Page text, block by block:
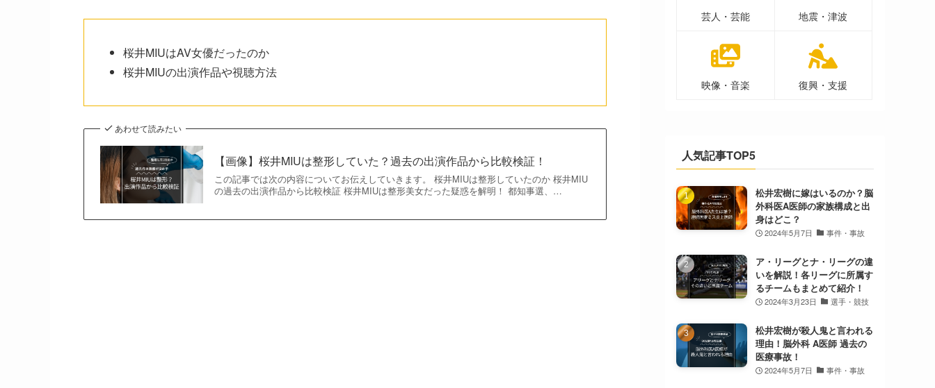
桜井MIUはAV女優だったのか
桜井MIUの出演作品や視聴方法
あわせて読みたい
【画像】桜井MIUは整形していた？過去の出演作品から比較検証！
この記事では次の内容についてお伝えしていきます。 桜井MIUは整形していたのか 桜井MIU
の過去の出演作品から比較検証 桜井MIUは整形美女だった疑惑を解明！ 都知事選、…
芸人・芸能 地震・津波
映像・音楽 復興・支援
人気記事TOP5
松井宏樹に嫁はいるのか？脳
外科医A医師の家族構成と出
身はどこ？
2024年5月7日 事件・事故
ア・リーグとナ・リーグの違
いを解説！各リーグに所属す
るチームもまとめて紹介！
2024年3月23日 選手・競技
松井宏樹が殺人鬼と言われる
理由！脳外科 A医師 過去の
医療事故！
2024年5月7日 事件・事故